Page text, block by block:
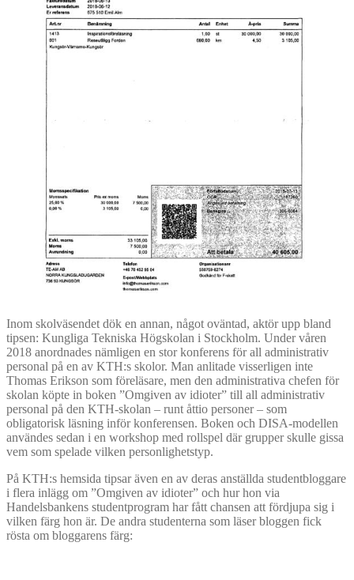
Inom skolväsendet dök en annan, något oväntad, aktör upp bland
tipsen: Kungliga Tekniska Högskolan i Stockholm. Under våren
2018 anordnades nämligen en stor konferens för all administrativ
personal på en av KTH:s skolor. Man anlitade visserligen inte
Thomas Erikson som föreläsare, men den administrativa chefen för
skolan köpte in boken ”Omgiven av idioter” till all administrativ
personal på den KTH-skolan – runt åttio personer – som
obligatorisk läsning inför konferensen. Boken och DISA-modellen
användes sedan i en workshop med rollspel där grupper skulle gissa
vem som spelade vilken personlighetstyp.
På KTH:s hemsida tipsar även en av deras anställda studentbloggare
i flera inlägg om ”Omgiven av idioter” och hur hon via
Handelsbankens studentprogram har fått chansen att fördjupa sig i
vilken färg hon är. De andra studenterna som läser bloggen fick
rösta om bloggarens färg: